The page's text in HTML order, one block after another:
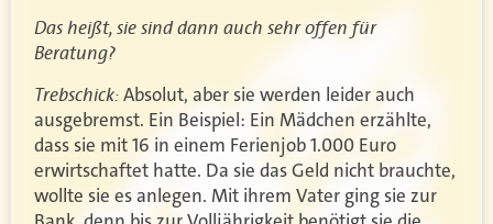
Das heißt, sie sind dann auch sehr offen für
Beratung?
Trebschick:Absolut, aber sie werden leider auch
ausgebremst. Ein Beispiel: Ein Mädchen erzählte,
dass sie mit 16 in einem Ferienjob 1.000 Euro
erwirtschaftet hatte. Da sie das Geld nicht brauchte,
wollte sie es anlegen. Mit ihrem Vater ging sie zur